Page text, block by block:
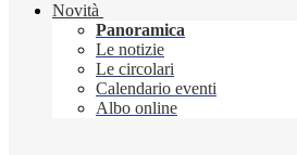
Novità
Panoramica
Le notizie
Le circolari
Calendario eventi
Albo online